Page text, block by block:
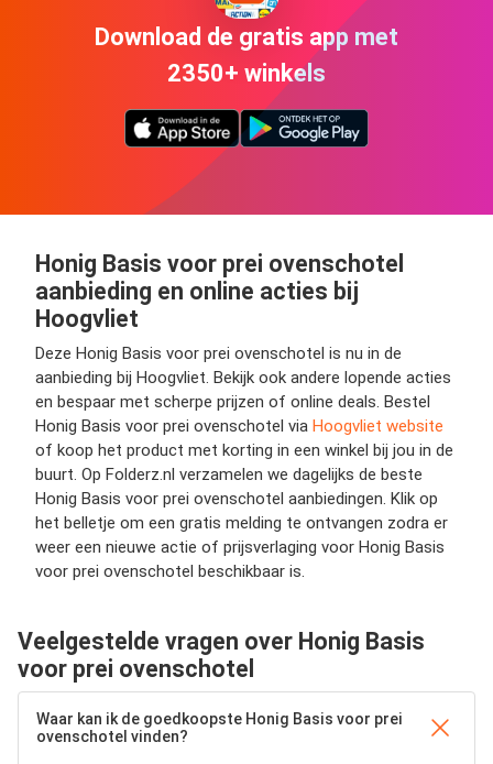
Download de gratis app met
2350+ winkels
Honig Basis voor prei ovenschotel
aanbieding en online acties bij
Hoogvliet
Deze Honig Basis voor prei ovenschotel is nu in de
aanbieding bij Hoogvliet. Bekijk ook andere lopende acties
en bespaar met scherpe prijzen of online deals. Bestel
Honig Basis voor prei ovenschotel via Hoogvliet website
of koop het product met korting in een winkel bij jou in de
buurt. Op Folderz.nl verzamelen we dagelijks de beste
Honig Basis voor prei ovenschotel aanbiedingen. Klik op
het belletje om een gratis melding te ontvangen zodra er
weer een nieuwe actie of prijsverlaging voor Honig Basis
voor prei ovenschotel beschikbaar is.
Veelgestelde vragen over Honig Basis
voor prei ovenschotel
Waar kan ik de goedkoopste Honig Basis voor prei
ovenschotel vinden?